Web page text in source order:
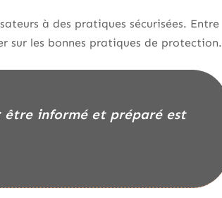
à des pratiques sécurisées. Entre
sur les bonnes pratiques de protection.
être informé et préparé est